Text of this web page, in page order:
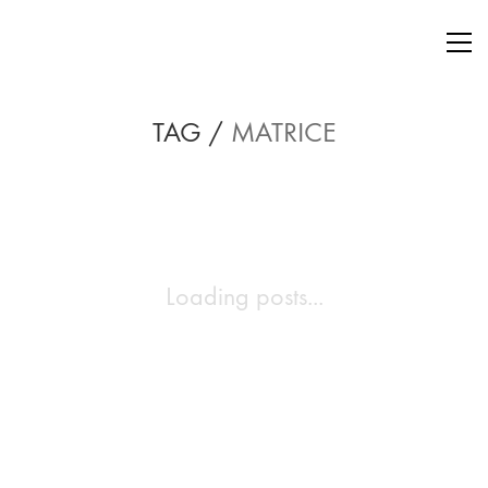
TAG / MATRICE
Loading posts...